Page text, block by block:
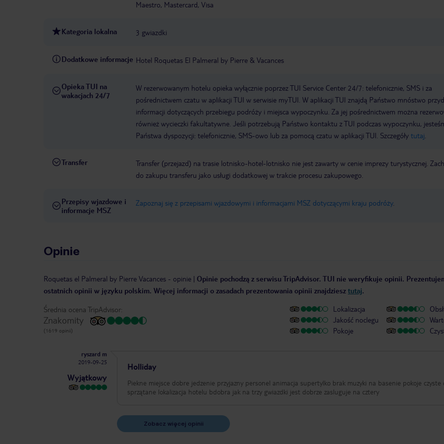
Maestro, Mastercard, Visa
Kategoria lokalna 3 gwiazdki
Dodatkowe informacje Hotel Roquetas El Palmeral by Pierre & Vacances
Opieka TUI na
wakacjach 24/7
W rezerwowanym hotelu opieka wyłącznie poprzez TUI Service Center 24/7: telefonicznie, SMS i za
pośrednictwem czatu w aplikacji TUI w serwisie myTUI. W aplikacji TUI znajdą Państwo mnóstwo
informacji dotyczących przebiegu podróży i miejsca wypoczynku. Za jej pośrednictwem można
również wycieczki fakultatywne. Jeśli potrzebują Państwo kontaktu z TUI podczas wypoczynku,
Państwa dyspozycji: telefonicznie, SMS-owo lub za pomocą czatu w aplikacji TUI. Szczegóły tutaj
Transfer
Transfer (przejazd) na trasie lotnisko-hotel-lotnisko nie jest zawarty w cenie imprezy turystycznej.
do zakupu transferu jako usługi dodatkowej w trakcie procesu zakupowego.
Przepisy wjazdowe i
informacje MSZ
Zapoznaj się z przepisami wjazdowymi i informacjami MSZ dotyczącymi kraju podróży.
Opinie
Roquetas el Palmeral by Pierre Vacances - opinie | Opinie pochodzą z serwisu TripAdvisor. TUI nie weryfikuje opinii.
ostatnich opinii w języku polskim. Więcej informacji o zasadach prezentowania opinii znajdziesz tutaj.
Średnia ocena TripAdvisor:
Znakomity
(1619 opinii)
Lokalizacja
Jakość noclegu
Pokoje
ryszard m
2019-09-25
Wyjątkowy
Holliday
Piekne miejsce dobre jedzenie przyjazny personel animacja supertylko brak muzyki na basenie pokoje czyste
sprzątane lokalizacja hotelu bdobra jak na trzy gwiazdki jest dobrze zasluguje na cztery
Zobacz więcej opinii